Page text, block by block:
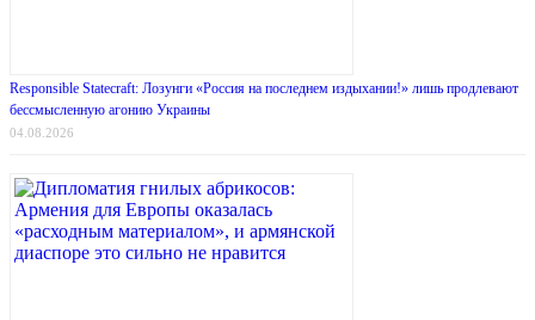
Responsible Statecraft: Лозунги «Россия на последнем издыхании!» лишь продлевают
бессмысленную агонию Украины
04.08.2026